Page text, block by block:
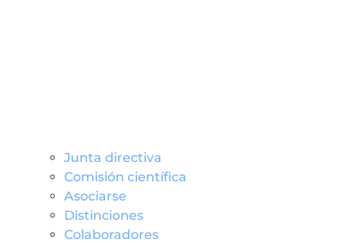
Junta directiva
Comisión científica
Asociarse
Distinciones
Colaboradores